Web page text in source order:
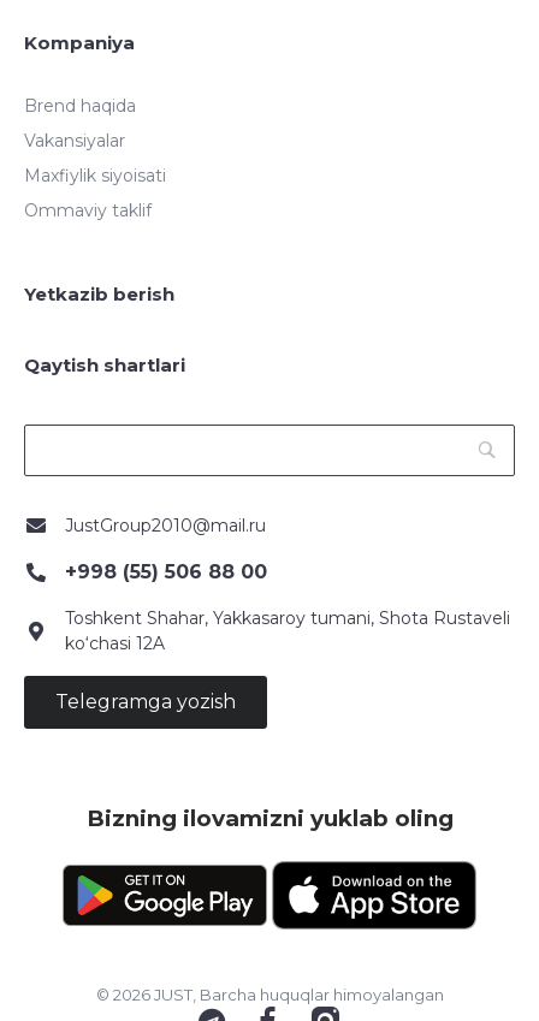
Kompaniya
Brend haqida
Vakansiyalar
Maxfiylik siyoisati
Ommaviy taklif
Yetkazib berish
Qaytish shartlari
JustGroup2010@mail.ru
+998 (55) 506 88 00
Toshkent Shahar, Yakkasaroy tumani, Shota Rustaveli
ko‘chasi 12A
Telegramga yozish
Bizning ilovamizni yuklab oling
© 2026 JUST, Barcha huquqlar himoyalangan